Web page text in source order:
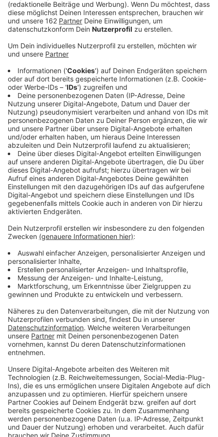
Veröffentlicht:Freitag, 08.11.2019 12:57
Anzeige
Im Kreis Wesel erinnern heute viele Städte an die
Gräueltaten der Nazis. Zum 81. Mal jährt sich die
Reichspogromnacht. In Wesel gibt es etwa am Abend
erst ein Klezmerkonzert im Städtischen Bühnenhaus
und dann einen Lichtergang. In Moers findet eine
Gedenkveranstaltung am Synagogenbogen statt. Und
in Xanten starten die neuen jüdischen Stadtführungen.
Außerdem wird hier eine Gedenktafel an der früheren
Synagoge eingeweiht.
Xanten: 15 Uhr 45 Führung „Jüdische Geschichte
Gedenktafel, 17 Uhr Gedenkfeier im Rathaus
der Ev. Gemeinde an der früheren Synagoge
Wesel: 19 Uhr Gedenkveranstaltung im
Städtischen Bühnenhaus mit anschließendem
Lichtergang
Anzeige
Anzeige